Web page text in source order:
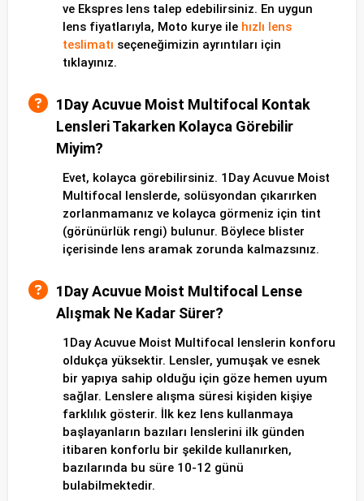
ve Ekspres lens talep edebilirsiniz. En uygun
lens fiyatlarıyla, Moto kurye ile hızlı lens
teslimatı seçeneğimizin ayrıntıları için
tıklayınız.
1Day Acuvue Moist Multifocal Kontak
Lensleri Takarken Kolayca Görebilir
Miyim?
Evet, kolayca görebilirsiniz. 1Day Acuvue Moist
Multifocal lenslerde, solüsyondan çıkarırken
zorlanmamanız ve kolayca görmeniz için tint
(görünürlük rengi) bulunur. Böylece blister
içerisinde lens aramak zorunda kalmazsınız.
1Day Acuvue Moist Multifocal Lense
Alışmak Ne Kadar Sürer?
1Day Acuvue Moist Multifocal lenslerin konforu
oldukça yüksektir. Lensler, yumuşak ve esnek
bir yapıya sahip olduğu için göze hemen uyum
sağlar. Lenslere alışma süresi kişiden kişiye
farklılık gösterir. İlk kez lens kullanmaya
başlayanların bazıları lenslerini ilk günden
itibaren konforlu bir şekilde kullanırken,
bazılarında bu süre 10-12 günü
bulabilmektedir.